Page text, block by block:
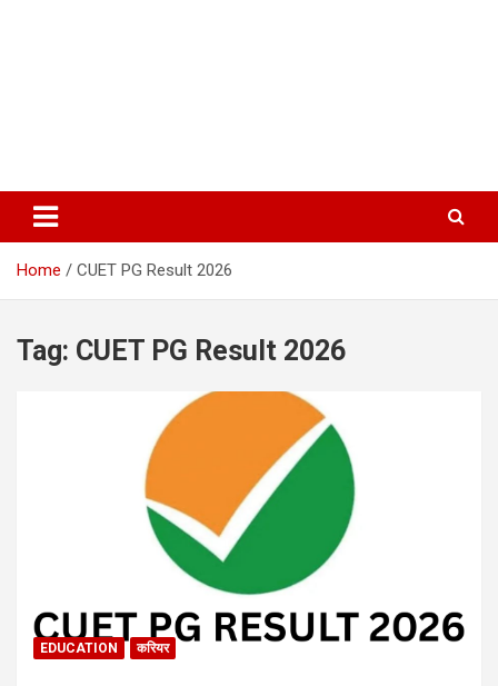
Home CUET PG Result 2026
Tag: CUET PG Result 2026
EDUCATION करियर